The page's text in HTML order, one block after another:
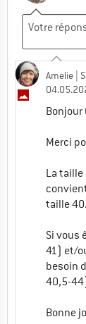
Amelie |
Bonjour
Merci
La taille
taille 40.
Si vous
41) et/
besoin
40,5-
Bonne